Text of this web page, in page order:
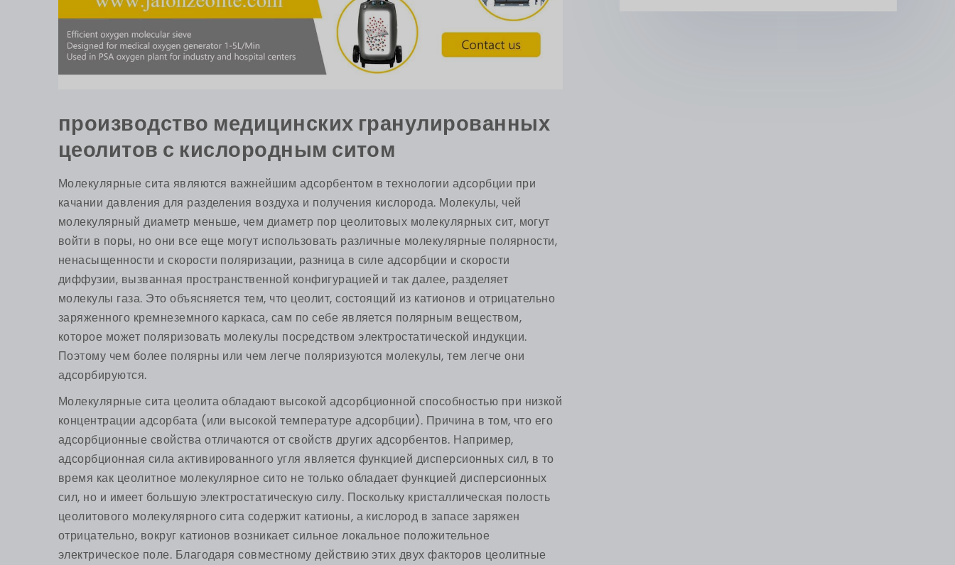
производство медицинских гранулированных
цеолитов с кислородным ситом
Молекулярные сита являются важнейшим адсорбентом в технологии адсорбции при
качании давления для разделения воздуха и получения кислорода. Молекулы, чей
молекулярный диаметр меньше, чем диаметр пор цеолитовых молекулярных сит, могут
войти в поры, но они все еще могут использовать различные молекулярные полярности,
ненасыщенности и скорости поляризации, разница в силе адсорбции и скорости
диффузии, вызванная пространственной конфигурацией и так далее, разделяет
молекулы газа. Это объясняется тем, что цеолит, состоящий из катионов и отрицательно
заряженного кремнеземного каркаса, сам по себе является полярным веществом,
которое может поляризовать молекулы посредством электростатической индукции.
Поэтому чем более полярны или чем легче поляризуются молекулы, тем легче они
адсорбируются.
Молекулярные сита цеолита обладают высокой адсорбционной способностью при низкой
концентрации адсорбата (или высокой температуре адсорбции). Причина в том, что его
адсорбционные свойства отличаются от свойств других адсорбентов. Например,
адсорбционная сила активированного угля является функцией дисперсионных сил, в то
время как цеолитное молекулярное сито не только обладает функцией дисперсионных
сил, но и имеет большую электростатическую силу. Поскольку кристаллическая полость
цеолитового молекулярного сита содержит катионы, а кислород в запасе заряжен
отрицательно, вокруг катионов возникает сильное локальное положительное
электрическое поле. Благодаря совместному действию этих двух факторов цеолитные